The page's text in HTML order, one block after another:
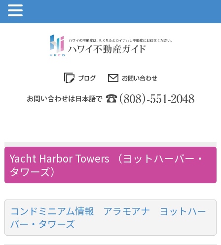
Yacht Harbor Towers （ヨットハーバー・
タワーズ）
コンドミニアム情報 アラモアナ ヨットハー
バー・タワーズ